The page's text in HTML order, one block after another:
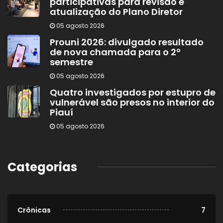
atualização do Plano Diretor
05 agosto 2026
Prouni 2026: divulgado resultado
de nova chamada para o 2º
semestre
05 agosto 2026
Quatro investigados por estupro de
vulnerável são presos no interior do
Piauí
05 agosto 2026
Categorias
Crônicas 7